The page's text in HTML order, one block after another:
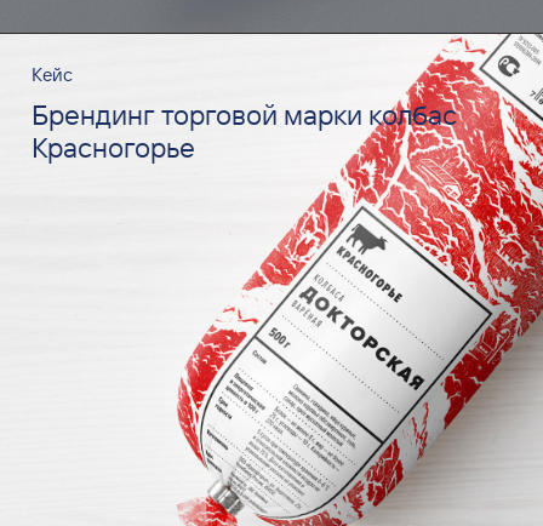
Кейс
Брендинг торговой марки колбас
Красногорье